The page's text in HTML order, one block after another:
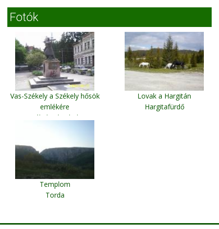
Fotók
Vas-Székely a Székely hősök
emlékére
Székelyudvarhely
Lovak a Hargitán
Hargitafürdő
Templom
Torda